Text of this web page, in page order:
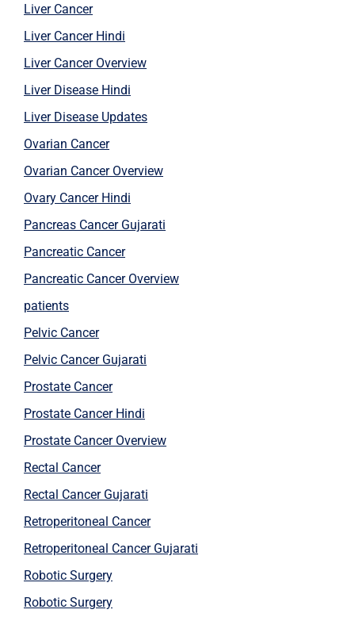
Liver Cancer
Liver Cancer Hindi
Liver Cancer Overview
Liver Disease Hindi
Liver Disease Updates
Ovarian Cancer
Ovarian Cancer Overview
Ovary Cancer Hindi
Pancreas Cancer Gujarati
Pancreatic Cancer
Pancreatic Cancer Overview
patients
Pelvic Cancer
Pelvic Cancer Gujarati
Prostate Cancer
Prostate Cancer Hindi
Prostate Cancer Overview
Rectal Cancer
Rectal Cancer Gujarati
Retroperitoneal Cancer
Retroperitoneal Cancer Gujarati
Robotic Surgery
Robotic Surgery